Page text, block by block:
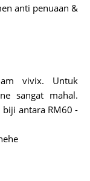
anti penuaan &
vivix. Untuk
sangat mahal.
biji antara RM60 -